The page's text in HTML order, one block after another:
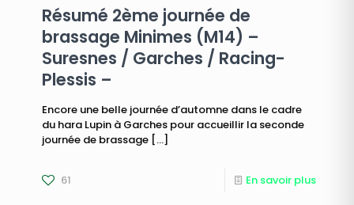
Résumé 2ème journée de
brassage Minimes (M14) –
Suresnes / Garches / Racing-
Plessis –
Encore une belle journée d’automne dans le cadre
du hara Lupin à Garches pour accueillir la seconde
journée de brassage […]
61 En savoir plus